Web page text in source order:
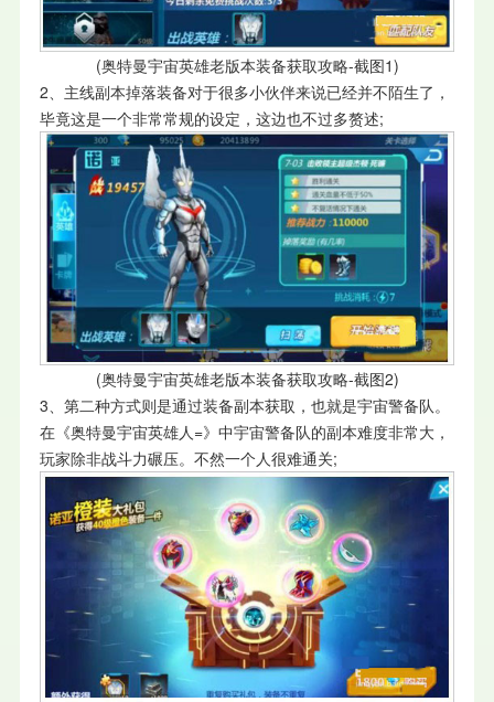
(奥特曼宇宙英雄老版本装备获取攻略-截图1)
2、主线副本掉落装备对于很多小伙伴来说已经并不陌生了，
毕竟这是一个非常常规的设定，这边也不过多赘述;
(奥特曼宇宙英雄老版本装备获取攻略-截图2)
3、第二种方式则是通过装备副本获取，也就是宇宙警备队。
在《奥特曼宇宙英雄人=》中宇宙警备队的副本难度非常大，
玩家除非战斗力碾压。不然一个人很难通关;